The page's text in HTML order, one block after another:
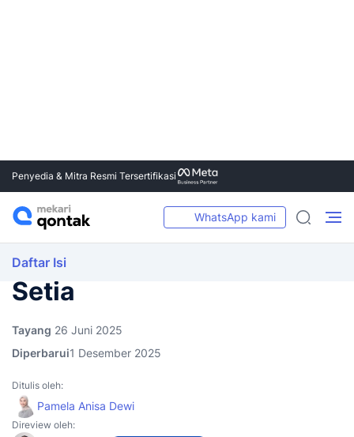
Home Blog 10 Cara Efektif Mengubah Leads Menjadi Pelanggan Setia
Bisnis 6 mins read
10 Cara Efektif Mengubah
Leads Menjadi Pelanggan
Setia
Tayang 26 Juni 2025
Diperbarui1 Desember 2025
Ditulis oleh:
Pamela Anisa Dewi
Direview oleh: